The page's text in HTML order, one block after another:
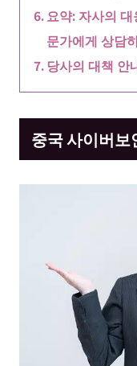
요약: 자사의
문가에게 상담
당사의 대책 안
중국 사이버보